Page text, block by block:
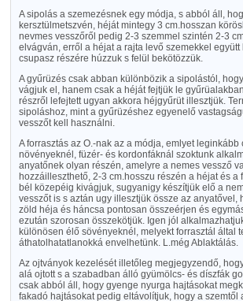
A sipolás a szemezésnek egy módja, s abból áll,
kersztülmetszvén, héját mintegy 3 cm.hosszan
nevmes vesszőről pedig 2-3 szemmel szintén 2-3
elvágván, erről a héjat a rajta levő szemekkel együtt
csupasz részére húzzuk s felül bekötözzük.
A gyűrüzés csak abban különbözik a sipolástól,
vágjuk el, hanem csak a héját fejtjük le
részről lefejtett ugyan akkora héjgyűrüt illesztjük.
sipoláshoz, mint a gyűrüzéshez egyenelő
vesszőt kell használni.
A forrasztás az O.-nak az a módja, emlyet
növényeknél, füzér- és kordonfáknál szoktunk
anyatőnek olyan részén, amelyre a nemes vessző
hozzáilleszthető, 2-3 cm.hosszu részén a héjat és a
bél közepéig kivágjuk, sugyanigy készítjük elő a
vesszőt is s aztán ugy illesztjük össze az anyatővel,
zöld héja és háncsa pontosan összeérjen és
ezután szorosan összekötjük. Igen jól
különösen élő sövényeknél, melyekt forrasztál által
áthatolhatatlanokká envelhetünk. L.még Ablaktálás.
Az ojtványok kezelését illetőleg megjegyzendő,
alá ojtott s a szabadban álló gyümölcs- és díszfák
csak abból áll, hogy gyenge nyurga hajtásokat
fakadó hajtásokat pedig eltávolítjuk, hogy a szemtől